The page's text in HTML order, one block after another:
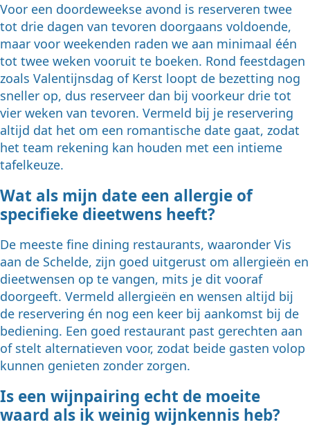
Voor een doordeweekse avond is reserveren twee
tot drie dagen van tevoren doorgaans voldoende,
maar voor weekenden raden we aan minimaal één
tot twee weken vooruit te boeken. Rond feestdagen
zoals Valentijnsdag of Kerst loopt de bezetting nog
sneller op, dus reserveer dan bij voorkeur drie tot
vier weken van tevoren. Vermeld bij je reservering
altijd dat het om een romantische date gaat, zodat
het team rekening kan houden met een intieme
tafelkeuze.
Wat als mijn date een allergie of
specifieke dieetwens heeft?
De meeste fine dining restaurants, waaronder Vis
aan de Schelde, zijn goed uitgerust om allergieën en
dieetwensen op te vangen, mits je dit vooraf
doorgeeft. Vermeld allergieën en wensen altijd bij
de reservering én nog een keer bij aankomst bij de
bediening. Een goed restaurant past gerechten aan
of stelt alternatieven voor, zodat beide gasten volop
kunnen genieten zonder zorgen.
Is een wijnpairing echt de moeite
waard als ik weinig wijnkennis heb?